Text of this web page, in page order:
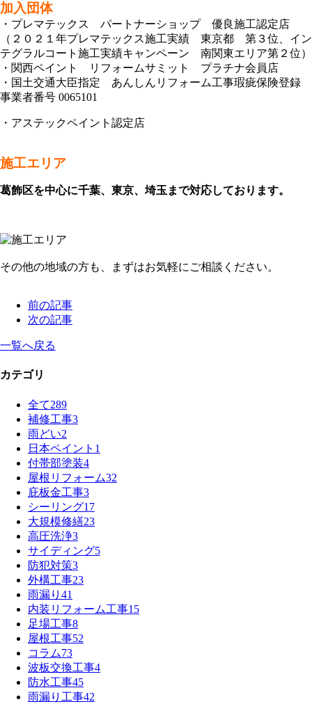
加入団体
・プレマテックス パートナーショップ 優良施工認定店
（２０２１年プレマテックス施工実績 東京都 第３位、イン
テグラルコート施工実績キャンペーン 南関東エリア第２位）
・関西ペイント リフォームサミット プラチナ会員店
・国土交通大臣指定 あんしんリフォーム工事瑕疵保険登録
事業者番号 0065101
・アステックペイント認定店
施工エリア
葛飾区を中心に千葉、東京、埼玉まで対応しております。
その他の地域の方も、まずはお気軽にご相談ください。
前の記事
次の記事
一覧へ戻る
カテゴリ
全て289
補修工事3
雨どい2
日本ペイント 1
付帯部塗装4
屋根リフォーム32
庇板金工事3
シーリング17
大規模修繕23
高圧洗浄3
サイディング5
防犯対策3
外構工事23
雨漏り 41
内装リフォーム工事15
足場工事8
屋根工事52
コラム73
波板交換工事4
防水工事45
雨漏り工事42